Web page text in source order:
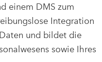
einem DMS zum
Integration
und bildet die
sowie Ihres